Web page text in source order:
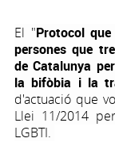
El "Protocol
persones que
de Catalunya
la bifòbia i la
d'actuació que
Llei 11/2014
LGBTI.